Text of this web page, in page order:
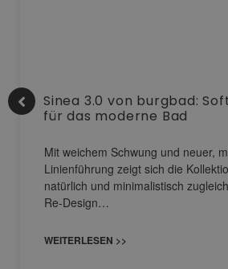
Sinea 3.0 von burgbad:
für das moderne Bad
Mit weichem Schwung und neuer,
Linienführung zeigt sich die
natürlich und minimalistisch
Re-Design…
WEITERLESEN >>